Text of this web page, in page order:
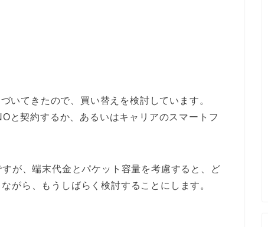
いてきたので、買い替えを検討しています。
と契約するか、あるいはキャリアのスマートフ
が、端末代金とパケット容量を考慮すると、ど
がら、もうしばらく検討することにします。